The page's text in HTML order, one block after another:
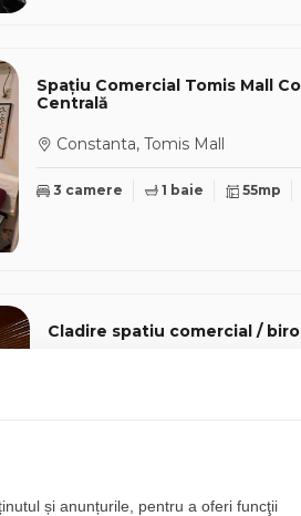
Spațiu Comercial Tomis Mall
Centrală
Constanta, Tomis Mall
3 camere 1 baie 55mp
Cladire spatiu comercial /
și anunțurile, pentru a oferi funcţii